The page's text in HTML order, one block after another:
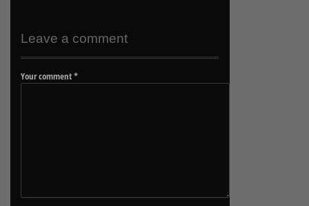
Leave a comment
Your comment*